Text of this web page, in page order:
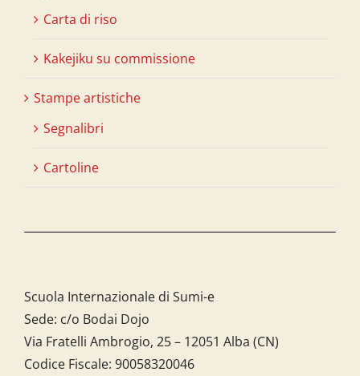
Carta di riso
Kakejiku su commissione
Stampe artistiche
Segnalibri
Cartoline
Scuola Internazionale di Sumi-e
Sede: c/o Bodai Dojo
Via Fratelli Ambrogio, 25 – 12051 Alba (CN)
Codice Fiscale: 90058320046